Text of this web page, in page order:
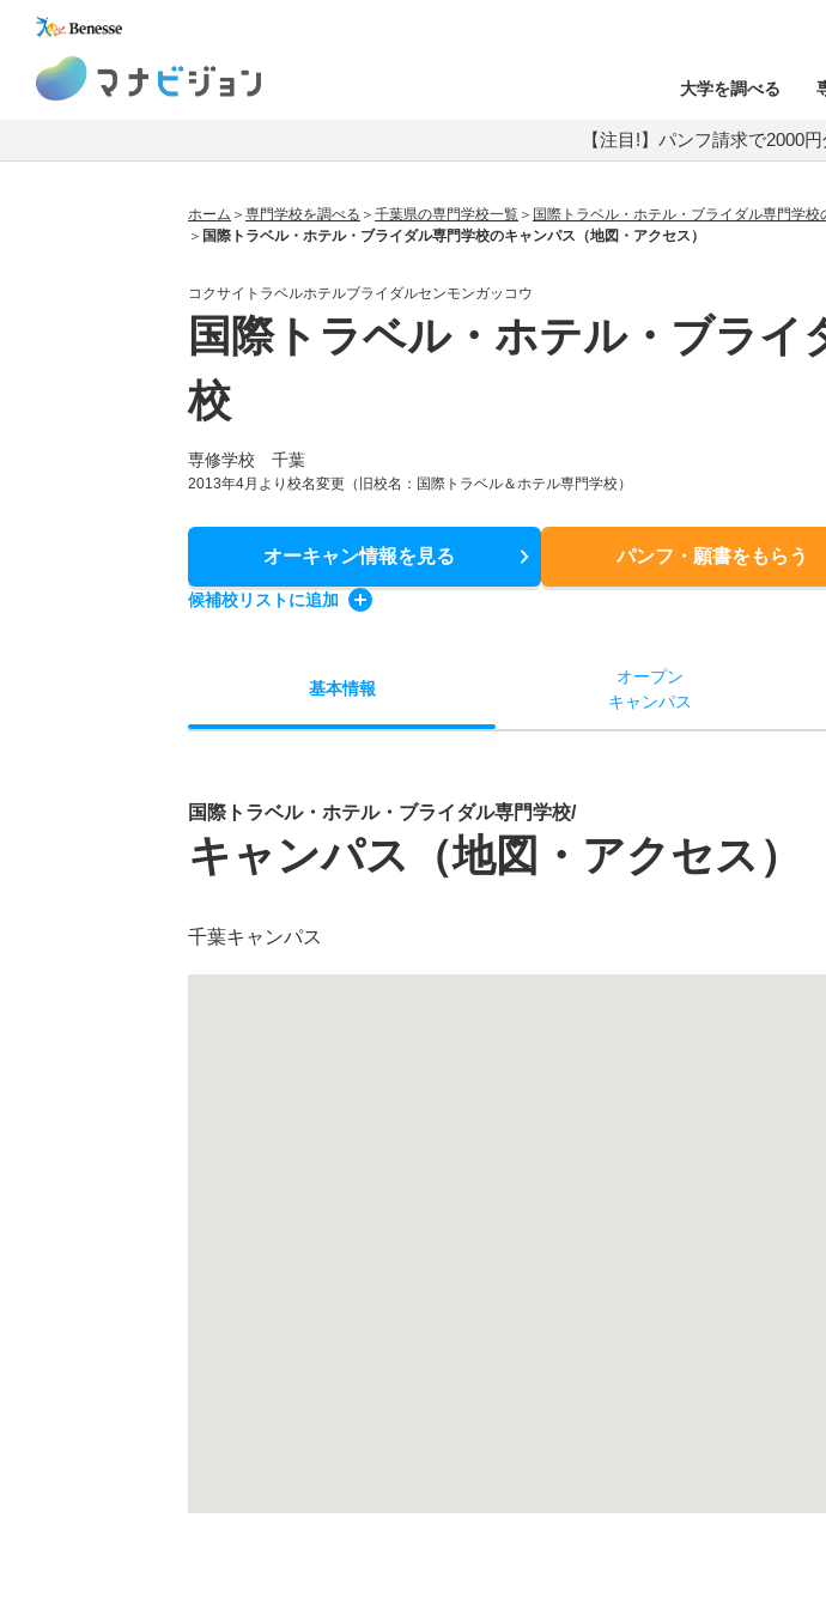
大学を調べる
【注目!】パンフ請求で2000
ホーム 専門学校を調べる 千葉県の専門学校一覧
国際トラベル・ホテル・ブライダル専門学校
国際トラベル・ホテル・ブライダル専門学校のキャンパス（地図・アクセス）
コクサイトラベルホテルブライダルセンモンガッコウ
国際トラベル・ホテル・ブライ
校
専修学校 千葉
2013年4月より校名変更（旧校名：国際トラベル＆ホテル専門学校）
オーキャン情報を見る パンフ・願書をもらう
候補校リストに追加
基本情報
オープン
キャンパス
国際トラベル・ホテル・ブライダル専門学校/
キャンパス（地図・アクセス）
千葉キャンパス